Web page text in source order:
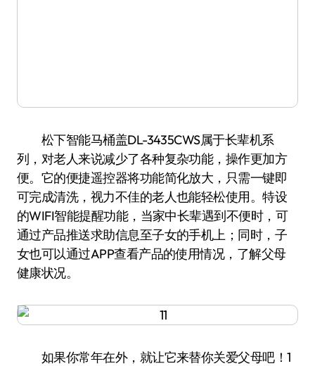
松下智能马桶盖DL-3435CWS属于长辈机系
列，对老人来说减少了各种复杂功能，操作更加方
便。它的便捷遥控器将功能简化放大，只需一键即
可完成清洗，视力不佳的老人也能轻松使用。特设
的WIFI智能提醒功能，当家中长辈遇到不便时，可
通过产品推送求助信息至子女的手机上；同时，子
女也可以通过APP查看产品的使用情况，了解父母
健康状况。
如果你常年在外，就让它来替你关爱父母吧！1